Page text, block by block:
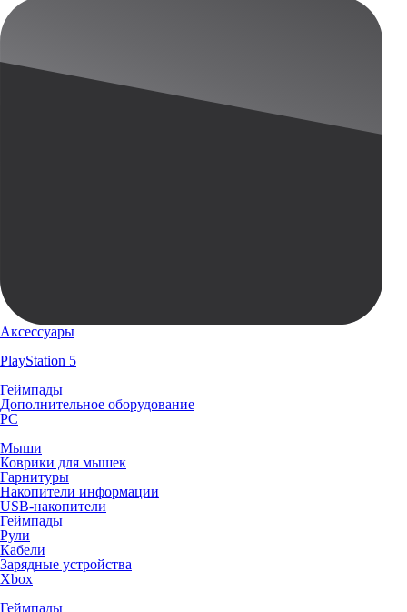
Аксессуары
PlayStation 5
Геймпады
Дополнительное оборудование
PC
Мыши
Коврики для мышек
Гарнитуры
Накопители информации
USB-накопители
Геймпады
Рули
Кабели
Зарядные устройства
Xbox
Геймпады